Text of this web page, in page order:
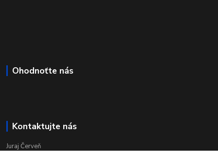
Ohodnoťte nás
Kontaktujte nás
Juraj Červeň